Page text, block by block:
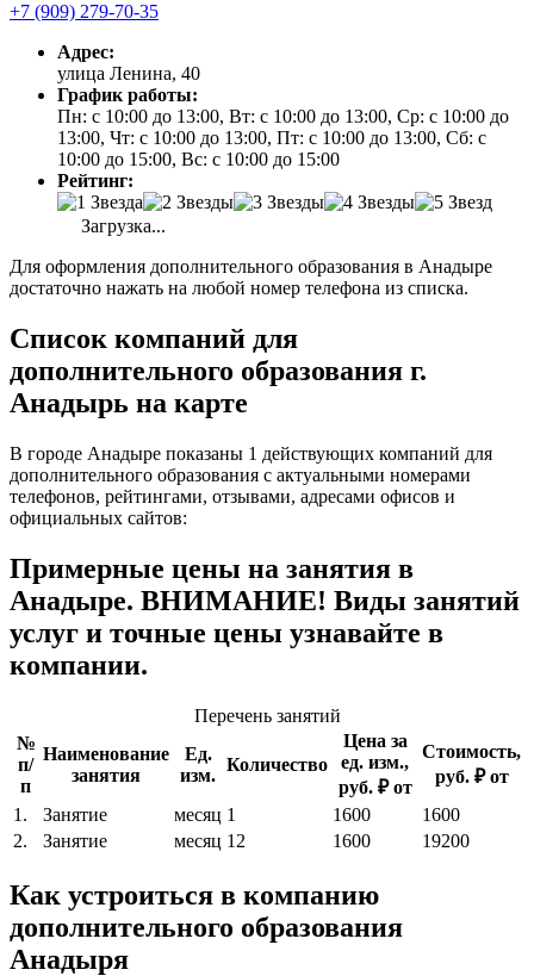
+7 (909) 279-70-35
Адрес:
улица Ленина, 40
График работы:
Пн: с 10:00 до 13:00, Вт: с 10:00 до 13:00, Ср: с 10:00 до
13:00, Чт: с 10:00 до 13:00, Пт: с 10:00 до 13:00, Сб: с
10:00 до 15:00, Вс: с 10:00 до 15:00
Рейтинг:
Загрузка...
Для оформления дополнительного образования в Анадыре
достаточно нажать на любой номер телефона из списка.
Список компаний для
дополнительного образования г.
Анадырь на карте
В городе Анадыре показаны 1 действующих компаний для
дополнительного образования с актуальными номерами
телефонов, рейтингами, отзывами, адресами офисов и
официальных сайтов:
Примерные цены на занятия в
Анадыре. ВНИМАНИЕ! Виды занятий
услуг и точные цены узнавайте в
компании.
Перечень занятий
№
п/
п
Наименование
занятия
Ед.
изм.
Количество
Цена за
ед. изм.,
руб. ₽ от
Стоимость,
руб. ₽ от
1.
Занятие месяц 1 1600
1600
2.
Занятие месяц 12 1600 19200
Как устроиться в компанию
дополнительного образования
Анадыря